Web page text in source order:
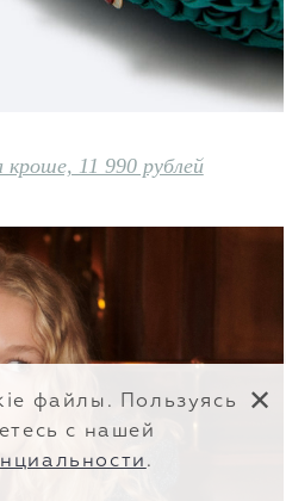
11 990 рублей
файлы. Пользуясь
с нашей
.
✕